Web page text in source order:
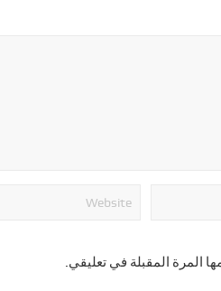
المرة المقبلة في تعليقي.